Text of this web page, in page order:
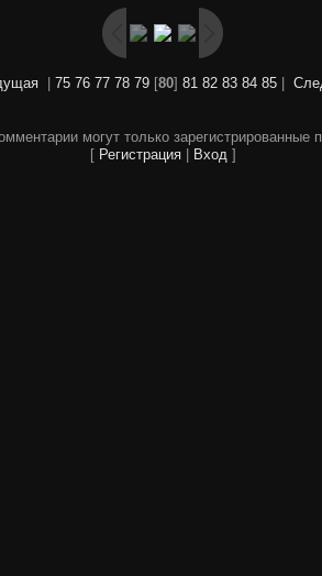
75 76 77 78 79 [80] 81 82 83 84 85
могут только зарегистрированные
[ Регистрация| Вход]